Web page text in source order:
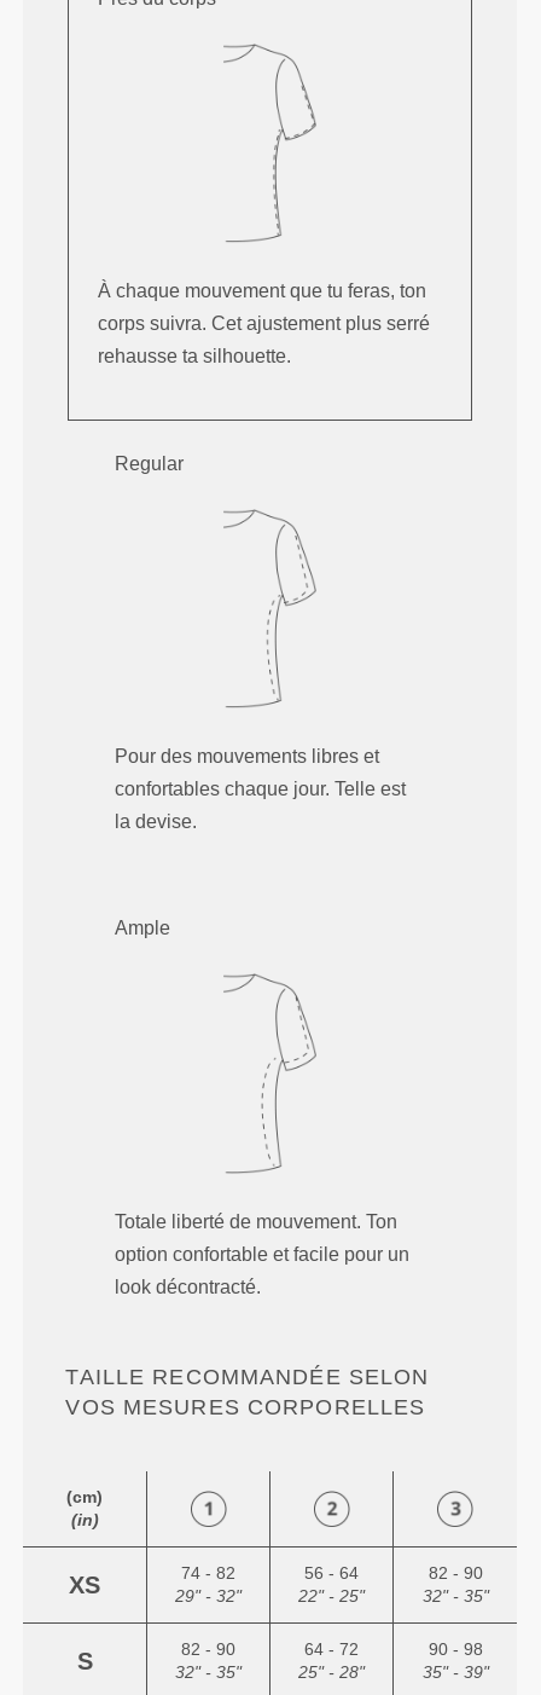
À chaque mouvement que tu feras, ton
corps suivra. Cet ajustement plus serré
rehausse ta silhouette.
Regular
Pour des mouvements libres et
confortables chaque jour. Telle est
la devise.
Ample
Totale liberté de mouvement. Ton
option confortable et facile pour un
look décontracté.
TAILLE RECOMMANDÉE SELON
VOS MESURES CORPORELLES
(cm)
(in)
XS
74 - 82
29" - 32"
56 - 64
22" - 25"
82 - 90
32" - 35"
S
82 - 90
32" - 35"
64 - 72
25" - 28"
90 - 98
35" - 39"